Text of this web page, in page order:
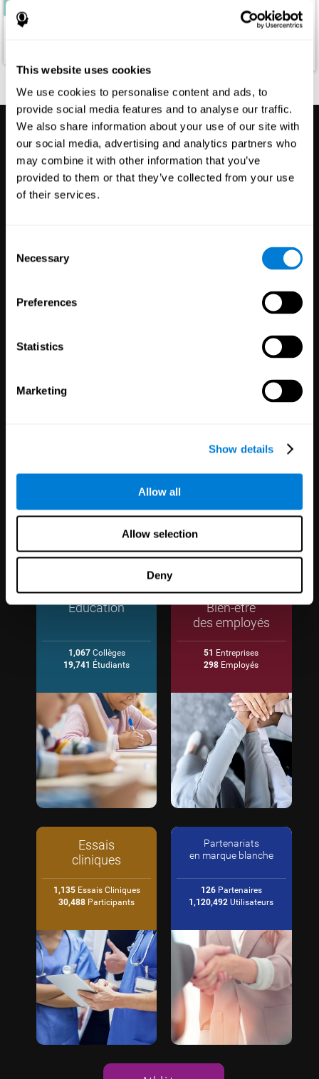
This website uses cookies
We use cookies to personalise content and ads, to
provide social media features and to analyse our traffic.
We also share information about your use of our site with
our social media, advertising and analytics partners who
may combine it with other information that you’ve
provided to them or that they’ve collected from your use
of their services.
Selection
Necessary
Preferences
Statistics
Marketing
Show details
Allow all
Allow selection
Deny
Découvrir CogniFit
Offrez notre technologie de santé
cérébrale à vos patients, étudiants,
Éducation
1,067Collèges
19,741 Étudiants
Bien-être
des employés
51 Entreprises
298 Employés
Essais
cliniques
1,135Essais Cliniques
30,488 Participants
Partenariats
en marque blanche
126Partenaires
1,120,492 Utilisateurs